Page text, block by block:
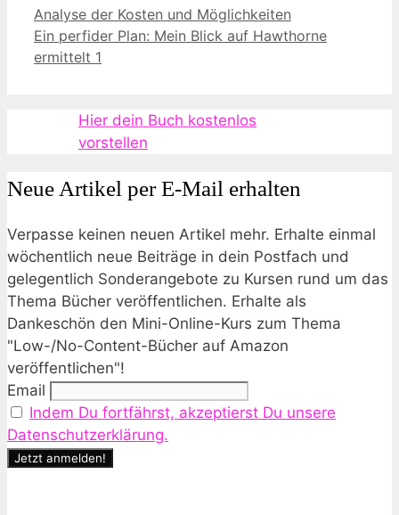
Analyse der Kosten und Möglichkeiten
Ein perfider Plan: Mein Blick auf Hawthorne
ermittelt 1
Hier dein Buch kostenlos
vorstellen
Neue Artikel per E-Mail erhalten
Verpasse keinen neuen Artikel mehr. Erhalte einmal
wöchentlich neue Beiträge in dein Postfach und
gelegentlich Sonderangebote zu Kursen rund um das
Thema Bücher veröffentlichen. Erhalte als
Dankeschön den Mini-Online-Kurs zum Thema
"Low-/No-Content-Bücher auf Amazon
veröffentlichen"!
Email
Indem Du fortfährst, akzeptierst Du unsere
Datenschutzerklärung.